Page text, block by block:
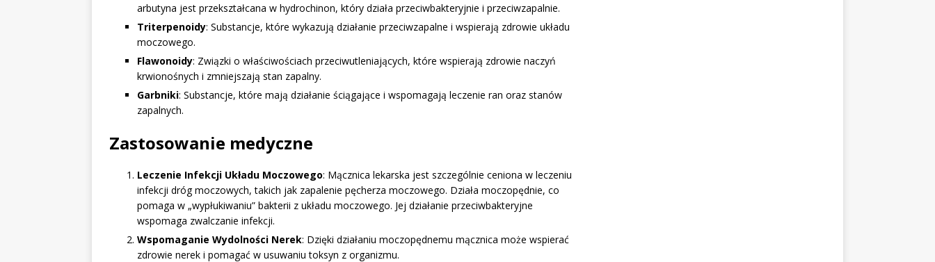
arbutyna jest przekształcana w hydrochinon, który działa przeciwbakteryjnie i przeciwzapalnie.
Triterpenoidy: Substancje, które wykazują działanie przeciwzapalne i wspierają zdrowie układu
moczowego.
Flawonoidy: Związki o właściwościach przeciwutleniających, które wspierają zdrowie naczyń
krwionośnych i zmniejszają stan zapalny.
Garbniki: Substancje, które mają działanie ściągające i wspomagają leczenie ran oraz stanów
zapalnych.
Zastosowanie medyczne
Leczenie Infekcji Układu Moczowego: Mącznica lekarska jest szczególnie ceniona w leczeniu
infekcji dróg moczowych, takich jak zapalenie pęcherza moczowego. Działa moczopędnie, co
pomaga w „wypłukiwaniu” bakterii z układu moczowego. Jej działanie przeciwbakteryjne
wspomaga zwalczanie infekcji.
Wspomaganie Wydolności Nerek: Dzięki działaniu moczopędnemu mącznica może wspierać
zdrowie nerek i pomagać w usuwaniu toksyn z organizmu.